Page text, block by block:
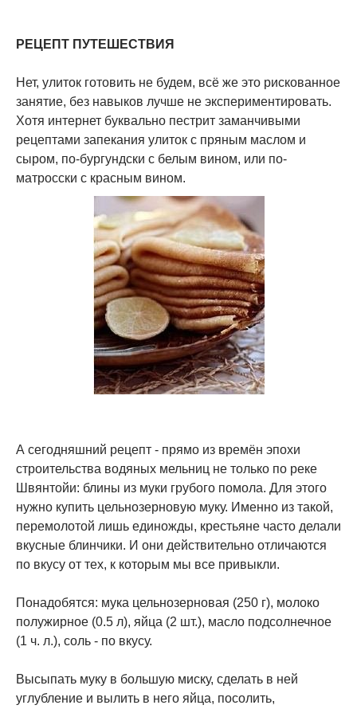
РЕЦЕПТ ПУТЕШЕСТВИЯ
Нет, улиток готовить не будем, всё же это рискованное
занятие, без навыков лучше не экспериментировать.
Хотя интернет буквально пестрит заманчивыми
рецептами запекания улиток с пряным маслом и
сыром, по-бургундски с белым вином, или по-
матросски с красным вином.
А сегодняшний рецепт - прямо из времён эпохи
строительства водяных мельниц не только по реке
Швянтойи: блины из муки грубого помола. Для этого
нужно купить цельнозерновую муку. Именно из такой,
перемолотой лишь единожды, крестьяне часто делали
вкусные блинчики. И они действительно отличаются
по вкусу от тех, к которым мы все привыкли.
Понадобятся: мука цельнозерновая (250 г), молоко
полужирное (0.5 л), яйца (2 шт.), масло подсолнечное
(1 ч. л.), соль - по вкусу.
Высыпать муку в большую миску, сделать в ней
углубление и вылить в него яйца, посолить,